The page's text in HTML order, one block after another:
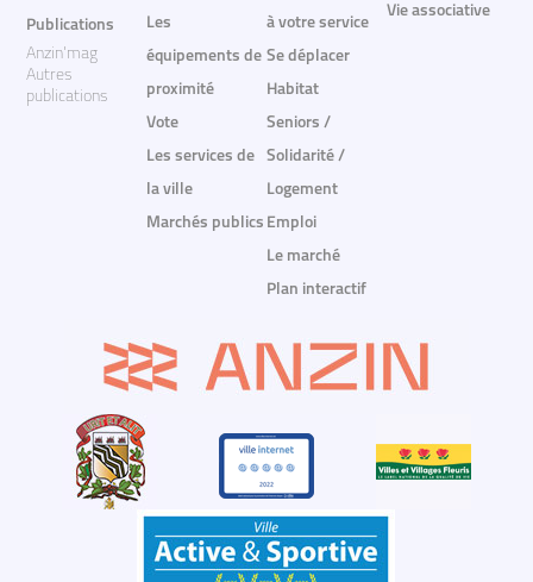
Publications
Anzin'mag
Autres
publications
Les
équipements de
proximité
Vote
Les services de
la ville
Marchés publics
à votre service
Se déplacer
Habitat
Seniors /
Solidarité /
Logement
Emploi
Le marché
Plan interactif
Vie associative